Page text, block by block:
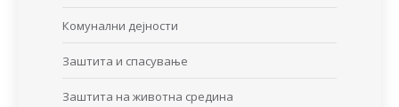
Комунални дејности
Заштита и спасување
Заштита на животна средина